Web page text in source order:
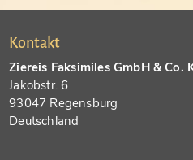
Kontakt
Ziereis Faksimiles GmbH & Co.
Jakobstr. 6
93047 Regensburg
Deutschland